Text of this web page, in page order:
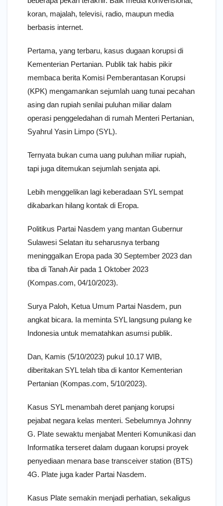
koran, majalah, televisi, radio, maupun media
berbasis internet.
Pertama, yang terbaru, kasus dugaan korupsi di
Kementerian Pertanian. Publik tak habis pikir
membaca berita Komisi Pemberantasan Korupsi
(KPK) mengamankan sejumlah uang tunai pecahan
asing dan rupiah senilai puluhan miliar dalam
operasi penggeledahan di rumah Menteri Pertanian,
Syahrul Yasin Limpo (SYL).
Ternyata bukan cuma uang puluhan miliar rupiah,
tapi juga ditemukan sejumlah senjata api.
Lebih menggelikan lagi keberadaan SYL sempat
dikabarkan hilang kontak di Eropa.
Politikus Partai Nasdem yang mantan Gubernur
Sulawesi Selatan itu seharusnya terbang
meninggalkan Eropa pada 30 September 2023 dan
tiba di Tanah Air pada 1 Oktober 2023
(Kompas.com, 04/10/2023).
Surya Paloh, Ketua Umum Partai Nasdem, pun
angkat bicara. Ia meminta SYL langsung pulang ke
Indonesia untuk mematahkan asumsi publik.
Dan, Kamis (5/10/2023) pukul 10.17 WIB,
diberitakan SYL telah tiba di kantor Kementerian
Pertanian (Kompas.com, 5/10/2023).
Kasus SYL menambah deret panjang korupsi
pejabat negara kelas menteri. Sebelumnya Johnny
G. Plate sewaktu menjabat Menteri Komunikasi dan
Informatika terseret dalam dugaan korupsi proyek
penyediaan menara base transceiver station (BTS)
4G. Plate juga kader Partai Nasdem.
Kasus Plate semakin menjadi perhatian, sekaligus